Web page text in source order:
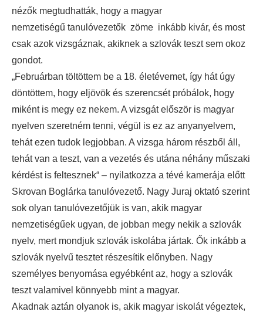
nézők megtudhatták, hogy a magyar
nemzetiségű tanulóvezetők zöme inkább kivár, és most
csak azok vizsgáznak, akiknek a szlovák teszt sem okoz
gondot.
„Februárban töltöttem be a 18. életévemet, így hát úgy
döntöttem, hogy eljövök és szerencsét próbálok, hogy
miként is megy ez nekem. A vizsgát először is magyar
nyelven szeretném tenni, végül is ez az anyanyelvem,
tehát ezen tudok legjobban. A vizsga három részből áll,
tehát van a teszt, van a vezetés és utána néhány műszaki
kérdést is feltesznek“ – nyilatkozza a tévé kamerája előtt
Skrovan Boglárka tanulóvezető. Nagy Juraj oktató szerint
sok olyan tanulóvezetőjük is van, akik magyar
nemzetiségűek ugyan, de jobban megy nekik a szlovák
nyelv, mert mondjuk szlovák iskolába jártak. Ők inkább a
szlovák nyelvű tesztet részesítik előnyben. Nagy
személyes benyomása egyébként az, hogy a szlovák
teszt valamivel könnyebb mint a magyar.
Akadnak aztán olyanok is, akik magyar iskolát végeztek,